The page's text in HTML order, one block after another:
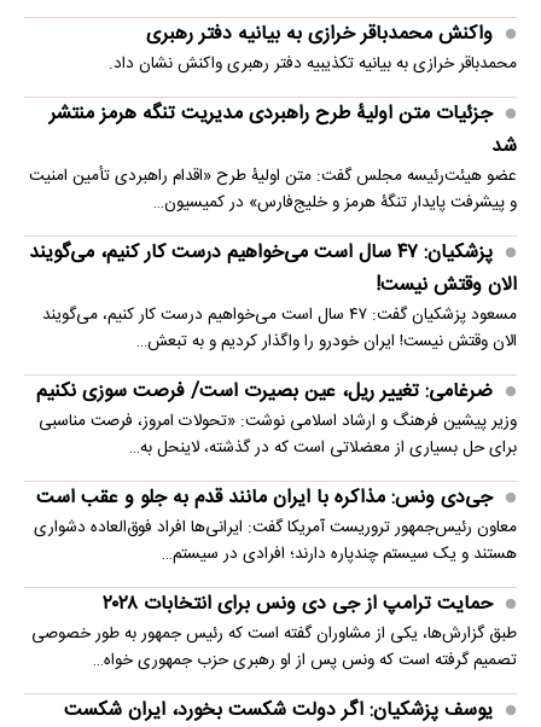
واکنش محمدباقر خرازی به بیانیه دفتر رهبری
محمدباقر خرازی به بیانیه تکذیبیه دفتر رهبری واکنش نشان داد.
جزئیات متن اولیۀ طرح راهبردی مدیریت تنگه هرمز منتشر
شد
عضو هیئت‌رئیسه مجلس گفت: متن اولیۀ طرح «اقدام راهبردی تأمین امنیت
و پیشرفت پایدار تنگۀ هرمز و خلیج‌فارس» در کمیسیون…
پزشکیان: ۴۷ سال است می‌خواهیم درست کار کنیم، می‌گویند
الان وقتش نیست!
مسعود پزشکیان گفت: ۴۷ سال است می‌خواهیم درست کار کنیم، می‌گویند
الان وقتش نیست! ایران خودرو را واگذار کردیم و به تبعش…
ضرغامی: تغییر ریل، عین بصیرت است/ فرصت سوزی نکنیم
وزیر پیشین فرهنگ و ارشاد اسلامی نوشت: «تحولات امروز، فرصت مناسبی
برای حل بسیاری از معضلاتی‌ است که در گذشته، لاینحل به…
جی‌دی ونس: مذاکره با ایران مانند قدم به جلو و عقب است
معاون رئیس‌جمهور تروریست آمریکا گفت: ایرانی‌ها افراد فوق‌العاده دشواری
هستند و یک سیستم چندپاره دارند؛ افرادی در سیستم…
حمایت ترامپ از جی دی ونس برای انتخابات ۲۰۲۸
طبق گزارش‌ها، یکی از مشاوران گفته است که رئیس جمهور به طور خصوصی
تصمیم گرفته است که ونس پس از او رهبری حزب جمهوری خواه…
یوسف پزشکیان: اگر دولت شکست بخورد، ایران شکست